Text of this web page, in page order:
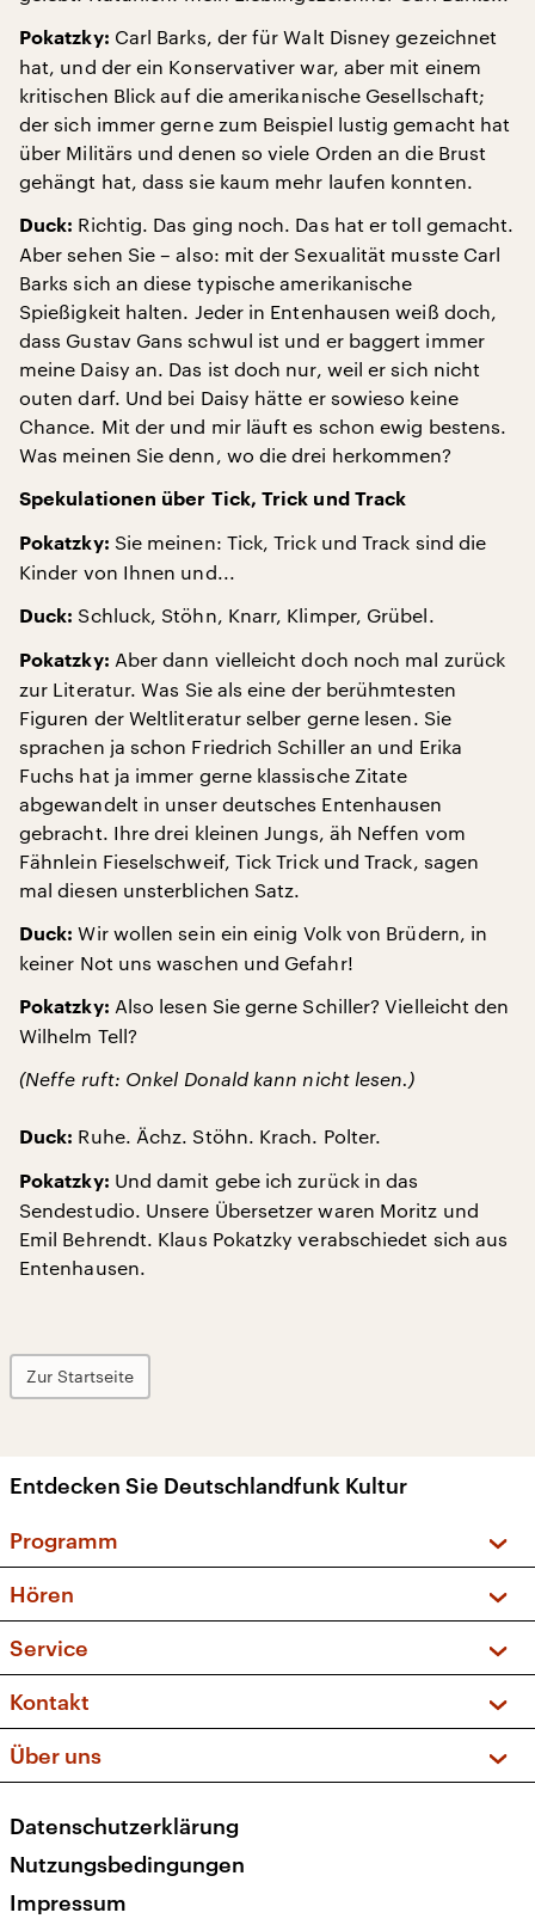
Pokatzky: Carl Barks, der für Walt Disney gezeichnet
hat, und der ein Konservativer war, aber mit einem
kritischen Blick auf die amerikanische Gesellschaft;
der sich immer gerne zum Beispiel lustig gemacht hat
über Militärs und denen so viele Orden an die Brust
gehängt hat, dass sie kaum mehr laufen konnten.
Duck: Richtig. Das ging noch. Das hat er toll gemacht.
Aber sehen Sie – also: mit der Sexualität musste Carl
Barks sich an diese typische amerikanische
Spießigkeit halten. Jeder in Entenhausen weiß doch,
dass Gustav Gans schwul ist und er baggert immer
meine Daisy an. Das ist doch nur, weil er sich nicht
outen darf. Und bei Daisy hätte er sowieso keine
Chance. Mit der und mir läuft es schon ewig bestens.
Was meinen Sie denn, wo die drei herkommen?
Spekulationen über Tick, Trick und Track
Pokatzky: Sie meinen: Tick, Trick und Track sind die
Kinder von Ihnen und...
Duck: Schluck, Stöhn, Knarr, Klimper, Grübel.
Pokatzky: Aber dann vielleicht doch noch mal zurück
zur Literatur. Was Sie als eine der berühmtesten
Figuren der Weltliteratur selber gerne lesen. Sie
sprachen ja schon Friedrich Schiller an und Erika
Fuchs hat ja immer gerne klassische Zitate
abgewandelt in unser deutsches Entenhausen
gebracht. Ihre drei kleinen Jungs, äh Neffen vom
Fähnlein Fieselschweif, Tick Trick und Track, sagen
mal diesen unsterblichen Satz.
Duck: Wir wollen sein ein einig Volk von Brüdern, in
keiner Not uns waschen und Gefahr!
Pokatzky: Also lesen Sie gerne Schiller? Vielleicht den
Wilhelm Tell?
(Neffe ruft: Onkel Donald kann nicht lesen.)
Duck: Ruhe. Ächz. Stöhn. Krach. Polter.
Pokatzky: Und damit gebe ich zurück in das
Sendestudio. Unsere Übersetzer waren Moritz und
Emil Behrendt. Klaus Pokatzky verabschiedet sich aus
Entenhausen.
Zur Startseite
Entdecken Sie Deutschlandfunk Kultur
Programm
Sendungen und Podcasts
Musikliste
Kakadu – Das Kinderprogramm
Hören
Frequenzen (UKW + DAB+)
Service
FAQ
Apps
Newsletter
Veranstaltungen
Kontakt
Social Media
Über uns
Presse
Karriere
Transparenz
Datenschutzerklärung
Nutzungsbedingungen
Impressum